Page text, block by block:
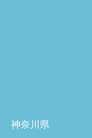
神奈川県